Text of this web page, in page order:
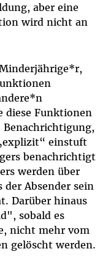
aber eine
wird nicht an
diese Funktionen
einstuft
benachrichtigt
werden über
Absender sein
Darüber hinaus
sobald es
nicht mehr vom
gelöscht werden.